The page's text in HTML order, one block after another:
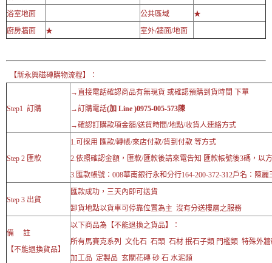
浴室地面
公共區域
★
廚房牆面
★ 室外/牆面/地面
【新永興磁磚購物流程】：
Step1 訂購
→直接電話確認商品有無現貨 或確認預購到貨時間 下單
→訂購電話(加 Line )0975-005-573陳
→確認訂購款項金額/送貨時間/地點/收貨人連絡方式
Step 2 匯款
1.可採用 匯款/轉帳/來店付款/貨到付款 等方式
2.依照確認金額，匯款/匯款後請來電告知 匯款帳號後3碼，以
3.匯款帳號：008華南銀行永和分行164-200-372-312戶名：陳麗
Step 3 出貨
匯款成功，三天內即可送貨
卸貨地點以貨車可停靠位置為主 沒有分送樓層之服務
備 註
【不能退換貨品】
以下商品為【不能退換之貨品】：
所有馬賽克系列 文化石 石頭 石材 抿石子類 門檻類 特殊外
加工品 定製品 玄關花磚 砂 石 水泥類